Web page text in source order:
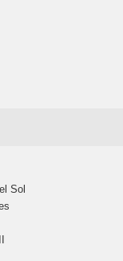
Sol